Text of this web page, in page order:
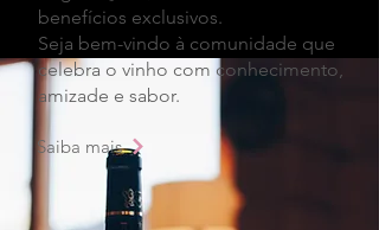
benefícios exclusivos.
Seja bem-vindo à comunidade que
celebra o vinho com conhecimento,
amizade e sabor.
Saiba mais